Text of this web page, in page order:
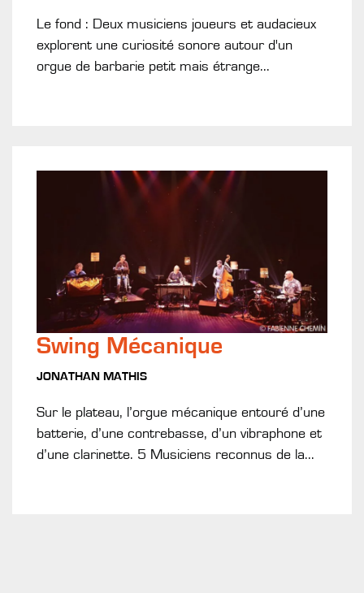
Le fond : Deux musiciens joueurs et audacieux
explorent une curiosité sonore autour d'un
orgue de barbarie petit mais étrange...
Swing Mécanique
JONATHAN MATHIS
Sur le plateau, l’orgue mécanique entouré d’une
batterie, d’une contrebasse, d’un vibraphone et
d’une clarinette. 5 Musiciens reconnus de la...